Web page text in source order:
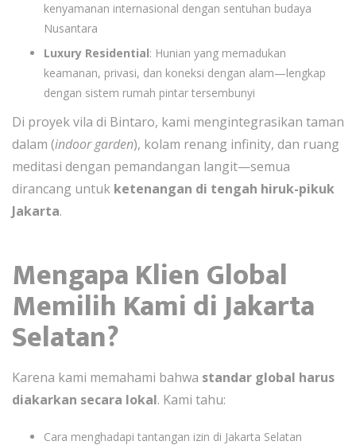
kenyamanan internasional dengan sentuhan budaya
Nusantara
Luxury Residential: Hunian yang memadukan
keamanan, privasi, dan koneksi dengan alam—lengkap
dengan sistem rumah pintar tersembunyi
Di proyek vila di Bintaro, kami mengintegrasikan taman
dalam (indoor garden), kolam renang infinity, dan ruang
meditasi dengan pemandangan langit—semua
dirancang untuk ketenangan di tengah hiruk-pikuk
Jakarta.
Mengapa Klien Global
Memilih Kami di Jakarta
Selatan?
Karena kami memahami bahwa standar global harus
diakarkan secara lokal. Kami tahu:
Cara menghadapi tantangan izin di Jakarta Selatan